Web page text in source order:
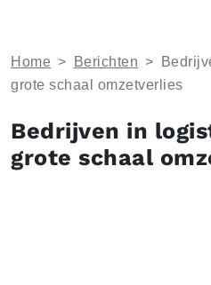
Home > Berichten >
grote schaal omzetverlies
Bedrijven in
grote schaal